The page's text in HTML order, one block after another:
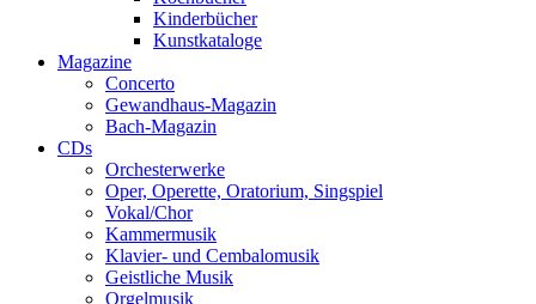
Kinderbücher
Kunstkataloge
Magazine
Concerto
Gewandhaus-Magazin
Bach-Magazin
CDs
Orchesterwerke
Oper, Operette, Oratorium, Singspiel
Vokal/Chor
Kammermusik
Klavier- und Cembalomusik
Geistliche Musik
Orgelmusik